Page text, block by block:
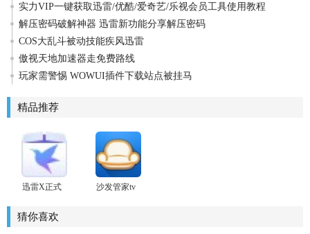
实力VIP一键获取迅雷/优酷/爱奇艺/乐视会员工具使用教程
解压密码破解神器 迅雷新功能分享解压密码
COS大乱斗被动技能疾风迅雷
傲视天地加速器走免费路线
玩家需警惕 WOWUI插件下载站点被挂马
精品推荐
迅雷X正式
沙发管家tv
猜你喜欢